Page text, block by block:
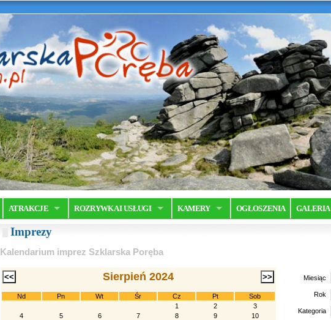
ATRAKCJE ROZRYWKA I USŁUGI KAMERY OGŁOSZENIA GALERIA
Imprezy
Kalendarium imprez Szklarska Poręba
Sierpień 2024
Nd Pn Wt Śr Cz Pt
Sob
1
2
3
4
5 6 7 8 9
10
Miesiąc
Rok
Kategoria